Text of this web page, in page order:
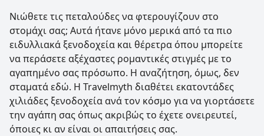
Νιώθετε τις πεταλούδες να φτερουγίζουν στο
στομάχι σας; Αυτά ήτανε μόνο μερικά από τα πιο
ειδυλλιακά ξενοδοχεία και θέρετρα όπου μπορείτε
να περάσετε αξέχαστες ρομαντικές στιγμές με το
αγαπημένο σας πρόσωπο. Η αναζήτηση, όμως, δεν
σταματά εδώ. Η Travelmyth διαθέτει εκατοντάδες
χιλιάδες ξενοδοχεία ανά τον κόσμο για να γιορτάσετε
την αγάπη σας όπως ακριβώς το έχετε ονειρευτεί,
όποιες κι αν είναι οι απαιτήσεις σας.